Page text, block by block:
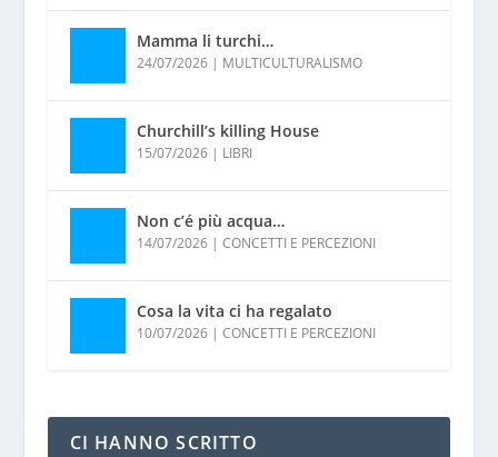
Mamma li turchi…
24/07/2026| MULTICULTURALISMO
Churchill’s killing House
15/07/2026| LIBRI
Non c’é più acqua…
14/07/2026| CONCETTI E PERCEZIONI
Cosa la vita ci ha regalato
10/07/2026| CONCETTI E PERCEZIONI
CI HANNO SCRITTO